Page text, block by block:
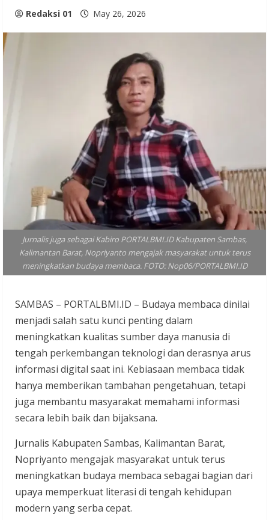
Redaksi 01 May 26, 2026
Jurnalis juga sebagai Kabiro PORTALBMI.ID Kabupaten Sambas,
Kalimantan Barat, Nopriyanto mengajak masyarakat untuk terus
meningkatkan budaya membaca. FOTO: Nop06/PORTALBMI.ID
SAMBAS – PORTALBMI.ID – Budaya membaca dinilai
menjadi salah satu kunci penting dalam
meningkatkan kualitas sumber daya manusia di
tengah perkembangan teknologi dan derasnya arus
informasi digital saat ini. Kebiasaan membaca tidak
hanya memberikan tambahan pengetahuan, tetapi
juga membantu masyarakat memahami informasi
secara lebih baik dan bijaksana.
Jurnalis Kabupaten Sambas, Kalimantan Barat,
Nopriyanto mengajak masyarakat untuk terus
meningkatkan budaya membaca sebagai bagian dari
upaya memperkuat literasi di tengah kehidupan
modern yang serba cepat.